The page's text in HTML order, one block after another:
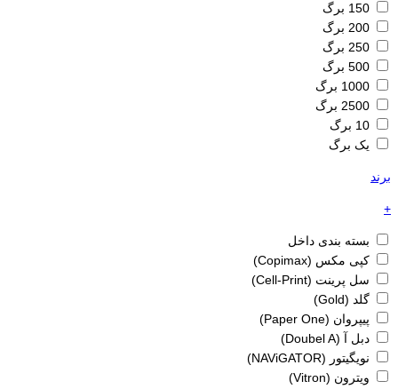
150 برگ
200 برگ
250 برگ
500 برگ
1000 برگ
2500 برگ
10 برگ
یک برگ
برند
+
بسته بندی داخل
کپی مکس (Copimax)
سل پرینت (Cell-Print)
گلد (Gold)
پیپروان (Paper One)
دبل آ (Doubel A)
نویگیتور (NAViGATOR)
ویترون (Vitron)